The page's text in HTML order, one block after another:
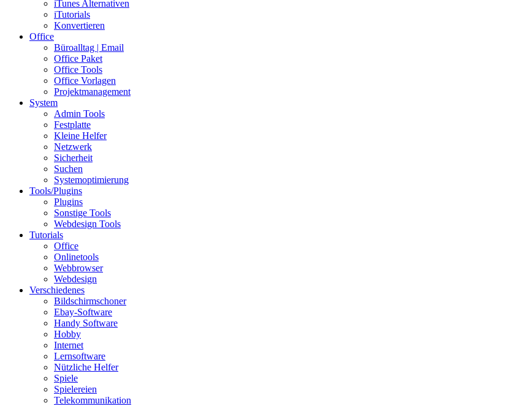
iTunes Alternativen
iTutorials
Konvertieren
Office
Büroalltag | Email
Office Paket
Office Tools
Office Vorlagen
Projektmanagement
System
Admin Tools
Festplatte
Kleine Helfer
Netzwerk
Sicherheit
Suchen
Systemoptimierung
Tools/Plugins
Plugins
Sonstige Tools
Webdesign Tools
Tutorials
Office
Onlinetools
Webbrowser
Webdesign
Verschiedenes
Bildschirmschoner
Ebay-Software
Handy Software
Hobby
Internet
Lernsoftware
Nützliche Helfer
Spiele
Spielereien
Telekommunikation